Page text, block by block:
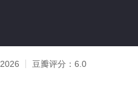
2026 豆瓣评分： 6.0